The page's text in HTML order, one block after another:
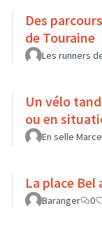
Des
de Touraine
Les runners
Un vélo
ou en
En selle
La place
Baranger 0